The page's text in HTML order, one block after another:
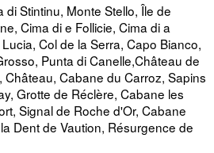
Stintinu, Monte Stello, Île de
Cima di e Follicie, Cima di a
Col de la Serra, Capo Bianco,
Punta di Canelle,Château de
Cabane du Carroz, Sapins
Grotte de Réclère, Cabane les
Signal de Roche d'Or, Cabane
Dent de Vaution, Résurgence de